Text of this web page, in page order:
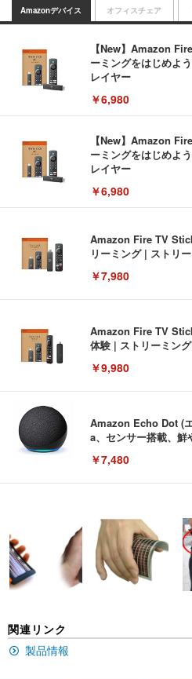
Amazonデバイス
【New】Amazon
ーミングをはじめよ
レイヤー
￥6,980
【New】Amazon
ーミングをはじめよ
レイヤー
￥6,980
Amazon Fire TV
リーミング | ストリ
￥7,980
Amazon Fire TV
体験 | ストリーミン
￥9,980
Amazon Echo Dot (
a、センサー搭載、
￥7,480
オフィスチェア
[EdoErgo] オフィス
い 跳ね上げ式アー
キング pc 事務椅子
ン樹脂ベース 通気
(黒網+黒枠+黒足)
￥5,699
ュチェア 人間工学
EIZO ビジネス向け
EV3240X-WT | 31.5
イト
￥105,595
Amazonベーシック
回使い捨て 無香料
￥3,373
x2袋(84枚) ホワイト(
関連リンク
製品情報